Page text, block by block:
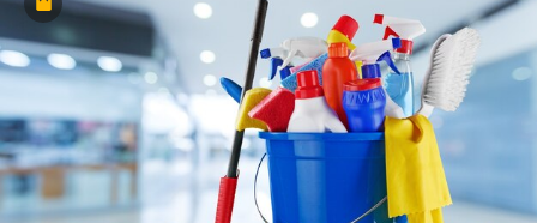
Premium